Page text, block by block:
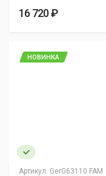
16 720 ₽
Артикул: GerG63110 FAM
НОВИНКА